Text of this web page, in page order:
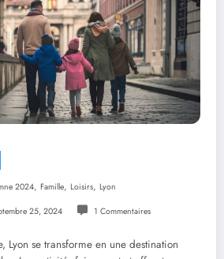
2024, Famille, Loisirs, Lyon
25, 2024 1 Commentaires
Lyon se transforme en une destination